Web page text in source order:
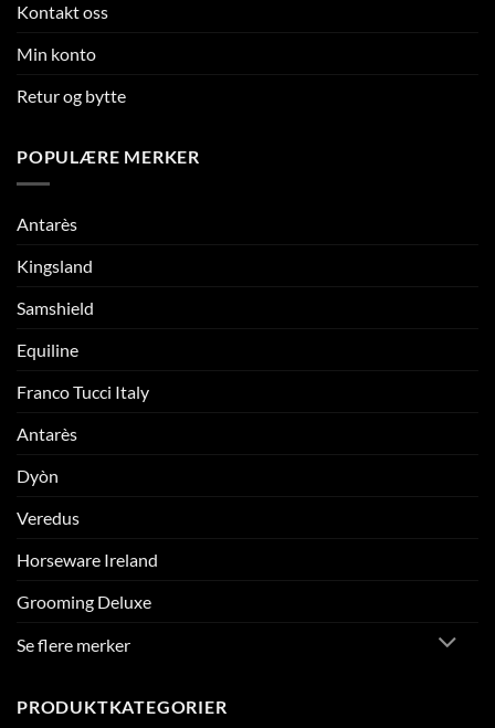
Kontakt oss
Min konto
Retur og bytte
POPULÆRE MERKER
Antarès
Kingsland
Samshield
Equiline
Franco Tucci Italy
Antarès
Dyòn
Veredus
Horseware Ireland
Grooming Deluxe
Se flere merker
PRODUKTKATEGORIER